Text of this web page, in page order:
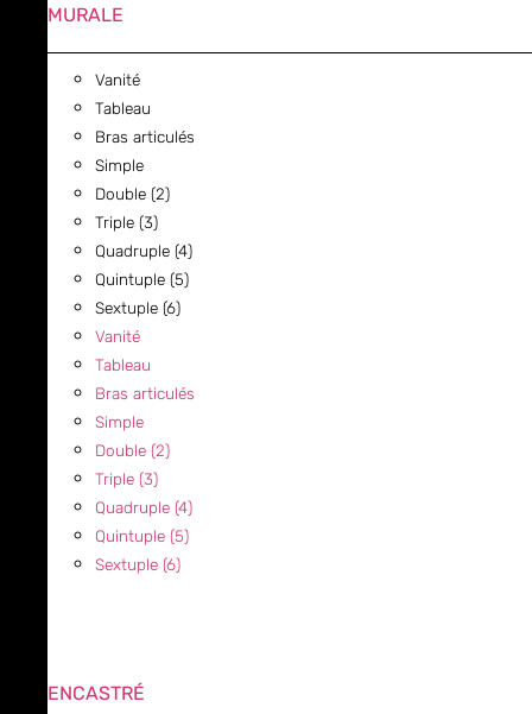
MURALE
Vanité
Tableau
Bras articulés
Simple
Double (2)
Triple (3)
Quadruple (4)
Quintuple (5)
Sextuple (6)
Vanité
Tableau
Bras articulés
Simple
Double (2)
Triple (3)
Quadruple (4)
Quintuple (5)
Sextuple (6)
ENCASTRÉ